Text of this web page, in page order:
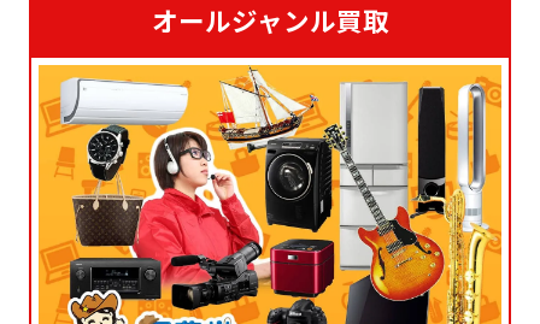
オールジャンル買取